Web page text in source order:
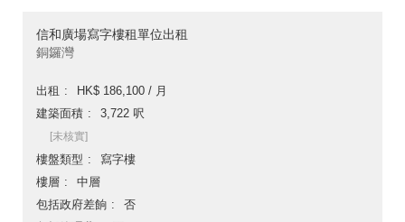
信和廣場寫字樓租單位出租
銅鑼灣
出租
HK$ 186,100 / 月
建築面積
3,722 呎
[未核實]
樓盤類型
寫字樓
樓層
中層
包括政府差餉
否